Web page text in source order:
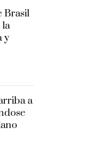
Brasil
la
y
a